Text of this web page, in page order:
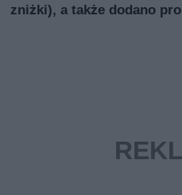
zniżki), a także dodano